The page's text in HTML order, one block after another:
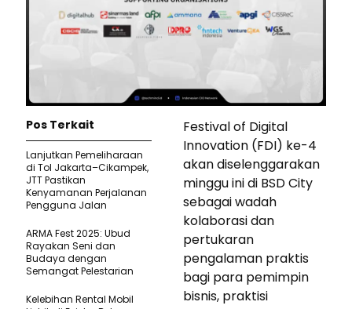
Festival of Digital
Innovation (FDI) ke-4
akan diselenggarakan
minggu ini di BSD City
sebagai wadah
kolaborasi dan
pertukaran
pengalaman praktis
bagi para pemimpin
bisnis, praktisi
Pos Terkait
Lanjutkan Pemeliharaan
di Tol Jakarta–Cikampek,
JTT Pastikan
Kenyamanan Perjalanan
Pengguna Jalan
ARMA Fest 2025: Ubud
Rayakan Seni dan
Budaya dengan
Semangat Pelestarian
Kelebihan Rental Mobil